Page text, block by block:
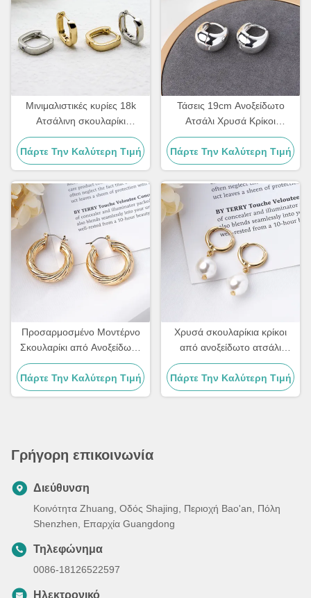
Μινιμαλιστικές κυρίες 18k
Ατσάλινη σκουλαρίκι
Κοσμήματα τετράγωνο
γεωμετρικό σχήμα
σκουλαρίκια
Πάρτε Την Καλύτερη Τιμή
Τάσεις 19cm Ανοξείδωτο
Ατσάλι Χρυσά Κρίκοι
Κοσμήματα Clip On
Ασημένιοι Κρίκοι Huggie
Πάρτε Την Καλύτερη Τιμή
Προσαρμοσμένο Μοντέρνο
Σκουλαρίκι από Ανοξείδωτο
Ατσάλι 18k Μεγάλο Μέγεθος
Επιχρυσωμένα Κρικάκια
Σκουλαρίκια Για Γυναίκες
Πάρτε Την Καλύτερη Τιμή
Χρυσά σκουλαρίκια κρίκοι
από ανοξείδωτο ατσάλι
Κορέας 10mm με πέρλα για
γυναίκες
Πάρτε Την Καλύτερη Τιμή
Γρήγορη επικοινωνία
Διεύθυνση
Κοινότητα Zhuang, Οδός Shajing, Περιοχή Bao'an, Πόλη
Shenzhen, Επαρχία Guangdong
Τηλεφώνημα
0086-18126522597
Ηλεκτρονικό